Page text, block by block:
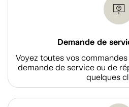
Demande de
Voyez toutes vos
demande de service ou de
quelques